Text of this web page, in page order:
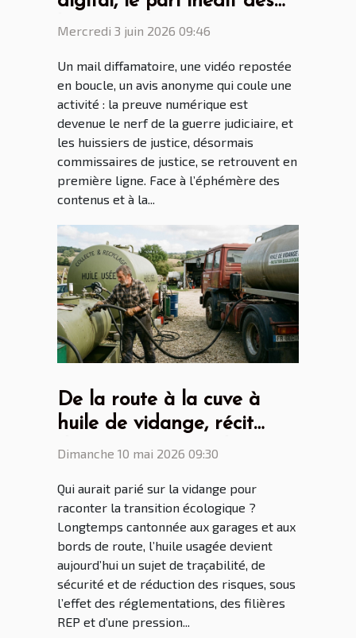
huissiers de justice
Mercredi 3 juin 2026 09:46
Un mail diffamatoire, une vidéo repostée
en boucle, un avis anonyme qui coule une
activité : la preuve numérique est
devenue le nerf de la guerre judiciaire, et
les huissiers de justice, désormais
commissaires de justice, se retrouvent en
première ligne. Face à l’éphémère des
contenus et à la...
De la route à la cuve à
huile de vidange, récit
d'une mutation écologique
Dimanche 10 mai 2026 09:30
Qui aurait parié sur la vidange pour
raconter la transition écologique ?
Longtemps cantonnée aux garages et aux
bords de route, l’huile usagée devient
aujourd’hui un sujet de traçabilité, de
sécurité et de réduction des risques, sous
l’effet des réglementations, des filières
REP et d’une pression...